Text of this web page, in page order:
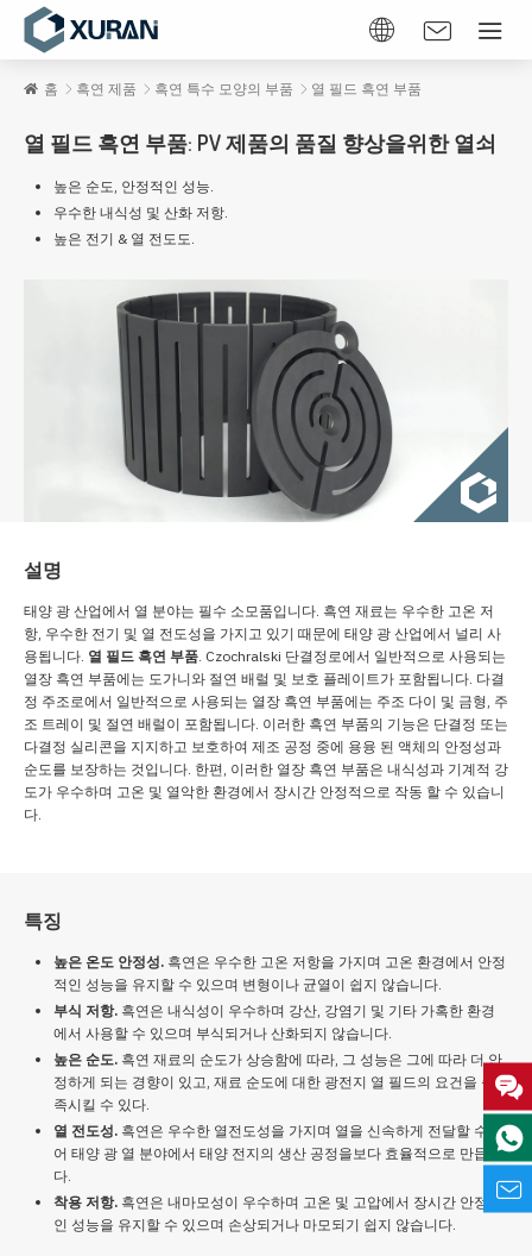
홈 흑연 제품 흑연 특수 모양의 부품 열 필드 흑연 부품
열 필드 흑연 부품: PV 제품의 품질 향상을위한 열쇠
높은 순도, 안정적인 성능.
우수한 내식성 및 산화 저항.
높은 전기 & 열 전도도.
설명
태양 광 산업에서 열 분야는 필수 소모품입니다. 흑연 재료는 우수한 고온 저
항, 우수한 전기 및 열 전도성을 가지고 있기 때문에 태양 광 산업에서 널리 사
용됩니다. 열 필드 흑연 부품. Czochralski 단결정로에서 일반적으로 사용되는
열장 흑연 부품에는 도가니와 절연 배럴 및 보호 플레이트가 포함됩니다. 다결
정 주조로에서 일반적으로 사용되는 열장 흑연 부품에는 주조 다이 및 금형, 주
조 트레이 및 절연 배럴이 포함됩니다. 이러한 흑연 부품의 기능은 단결정 또는
다결정 실리콘을 지지하고 보호하여 제조 공정 중에 용융 된 액체의 안정성과
순도를 보장하는 것입니다. 한편, 이러한 열장 흑연 부품은 내식성과 기계적 강
도가 우수하며 고온 및 열악한 환경에서 장시간 안정적으로 작동 할 수 있습니
다.
특징
높은 온도 안정성. 흑연은 우수한 고온 저항을 가지며 고온 환경에서 안정
적인 성능을 유지할 수 있으며 변형이나 균열이 쉽지 않습니다.
부식 저항. 흑연은 내식성이 우수하며 강산, 강염기 및 기타 가혹한 환경
에서 사용할 수 있으며 부식되거나 산화되지 않습니다.
높은 순도. 흑연 재료의 순도가 상승함에 따라, 그 성능은 그에 따라 더 안
정하게 되는 경향이 있고, 재료 순도에 대한 광전지 열 필드의 요건을 충
족시킬 수 있다.
열 전도성. 흑연은 우수한 열전도성을 가지며 열을 신속하게 전달할 수있
어 태양 광 열 분야에서 태양 전지의 생산 공정을보다 효율적으로 만듭니
다.
착용 저항. 흑연은 내마모성이 우수하며 고온 및 고압에서 장시간 안정적
인 성능을 유지할 수 있으며 손상되거나 마모되기 쉽지 않습니다.